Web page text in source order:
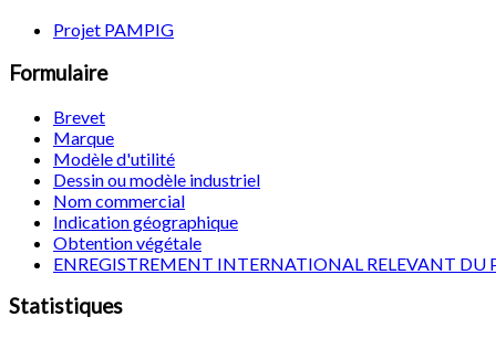
Projet PAMPIG
Formulaire
Brevet
Marque
Modèle d'utilité
Dessin ou modèle industriel
Nom commercial
Indication géographique
Obtention végétale
ENREGISTREMENT INTERNATIONAL RELEVANT DU
Statistiques